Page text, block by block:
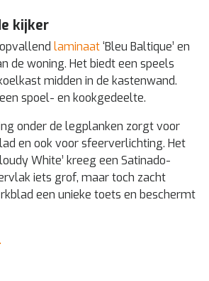
kijker
laminaat‘Bleu Baltique’ en
de woning. Het biedt een speels
midden in de kastenwand.
spoel- en kookgedeelte.
onder de legplanken zorgt voor
en ook voor sfeerverlichting. Het
White’ kreeg een Satinado-
iets grof, maar toch zacht
een unieke toets en beschermt